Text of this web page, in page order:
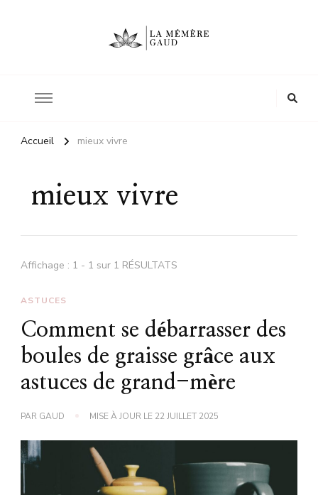
Accueil mieux vivre
mieux vivre
Affichage : 1 - 1 sur 1 RÉSULTATS
ASTUCES
Comment se débarrasser des
boules de graisse grâce aux
astuces de grand-mère
PAR GAUD MISE À JOUR LE 22 JUILLET 2025